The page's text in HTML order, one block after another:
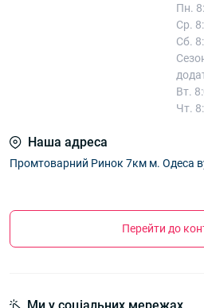
Пн.
Ср.
Сб.
Вт.
Чт.
Наша адреса
Промтоварний Ринок 7км м. Одеса
Перейти до